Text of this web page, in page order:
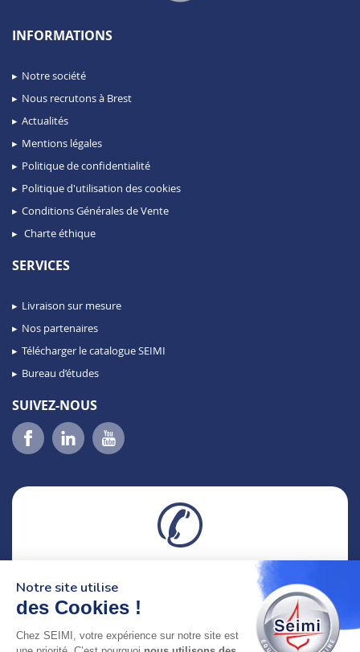
INFORMATIONS
Notre société
Nous recrutons à Brest
Actualités
Mentions légales
Politique de confidentialité
Politique d'utilisation des cookies
Conditions Générales de Vente
Charte éthique
SERVICES
Livraison sur mesure
Nos partenaires
Télécharger le catalogue SEIMI
Bureau d’études
SUIVEZ-NOUS
8h-12h30 & 13h30-18h
adresse : 75 Rue Amiral Troude,
Notre site utilise
des Cookies !
Chez SEIMI, votre expérience sur notre site est